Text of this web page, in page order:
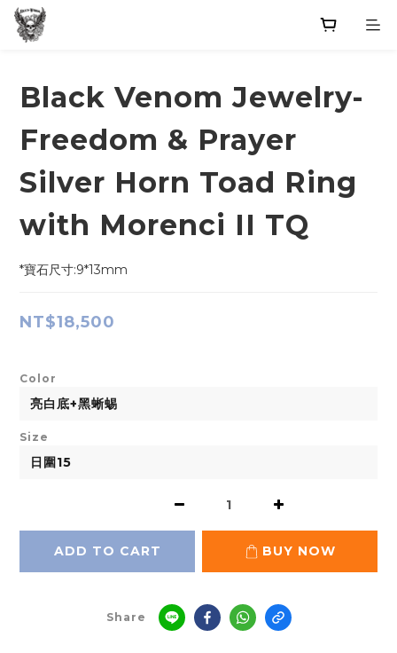
Black Venom Jewelry-
Freedom & Prayer
Silver Horn Toad Ring
with Morenci II TQ
*寶石尺寸:9*13mm
NT$18,500
Color
Size
ADD TO CART BUY NOW
Share